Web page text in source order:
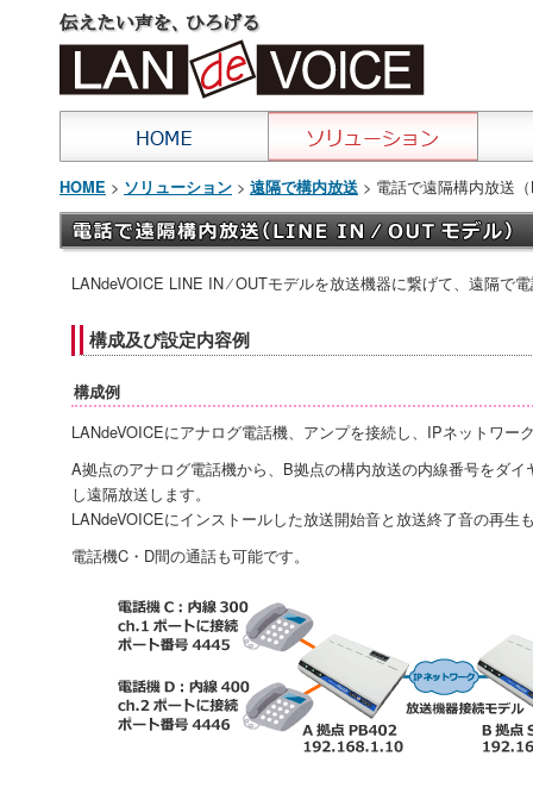
HOME > ソリューション > 遠隔で構内放送 > 電話で遠隔構内放送
LANdeVOICE LINE IN ⁄ OUTモデルを放送機器に繋げて、遠隔で
構成及び設定内容例
構成例
LANdeVOICEにアナログ電話機、アンプを接続し、IPネットワー
A拠点のアナログ電話機から、B拠点の構内放送の内線番号をダ
し遠隔放送します。
LANdeVOICEにインストールした放送開始音と放送終了音の再生
電話機C・D間の通話も可能です。